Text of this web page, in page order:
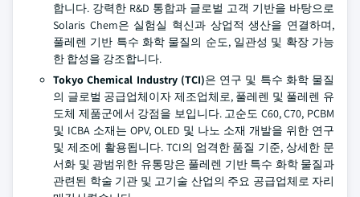
합니다. 강력한 R&D 통합과 글로벌 고객 기반을 바탕으로
Solaris Chem은 실험실 혁신과 상업적 생산을 연결하며,
풀레렌 기반 특수 화학 물질의 순도, 일관성 및 확장 가능
한 합성을 강조합니다.
Tokyo Chemical Industry (TCI)은 연구 및 특수 화학 물질
의 글로벌 공급업체이자 제조업체로, 풀레렌 및 풀레렌 유
도체 제품군에서 강점을 보입니다. 고순도 C60, C70, PCBM
및 ICBA 소재는 OPV, OLED 및 나노 소재 개발을 위한 연구
및 제조에 활용됩니다. TCI의 엄격한 품질 기준, 상세한 문
서화 및 광범위한 유통망은 풀레렌 기반 특수 화학 물질과
관련된 학술 기관 및 고기술 산업의 주요 공급업체로 자리